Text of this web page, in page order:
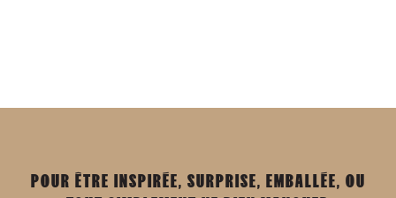
POUR ÊTRE INSPIRÉE, SURPRISE, EMBALLÉE, OU